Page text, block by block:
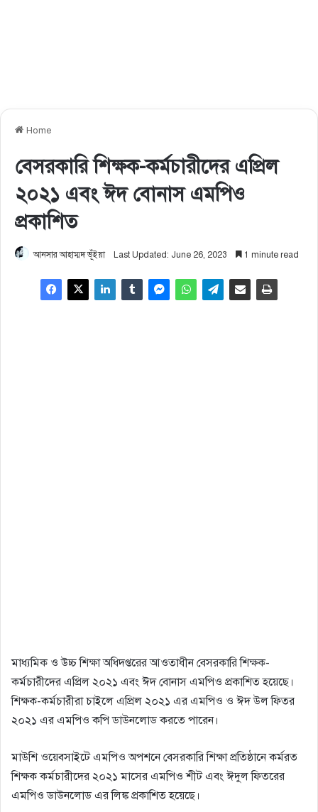
Home
বেসরকারি শিক্ষক-কর্মচারীদের এপ্রিল
২০২১ এবং ঈদ বোনাস এমপিও
প্রকাশিত
আনসার আহাম্মদ ভূঁইয়া Last Updated: June 26, 2023 1 minute read
মাধ্যমিক ও উচ্চ শিক্ষা অধিদপ্তরের আওতাধীন বেসরকারি শিক্ষক-
কর্মচারীদের এপ্রিল ২০২১ এবং ঈদ বোনাস এমপিও প্রকাশিত হয়েছে।
শিক্ষক-কর্মচারীরা চাইলে এপ্রিল ২০২১ এর এমপিও ও ঈদ উল ফিতর
২০২১ এর এমপিও কপি ডাউনলোড করতে পারেন।
মাউশি ওয়েবসাইটে এমপিও অপশনে বেসরকারি শিক্ষা প্রতিষ্ঠানে কর্মরত
শিক্ষক কর্মচারীদের ২০২১ মাসের এমপিও শীট এবং ঈদুল ফিতরের
এমপিও ডাউনলোড এর লিঙ্ক প্রকাশিত হয়েছে।